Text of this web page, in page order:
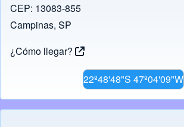
CEP: 13083-855
Campinas, SP
¿Cómo llegar?
22º48'48"S 47º04'09"W